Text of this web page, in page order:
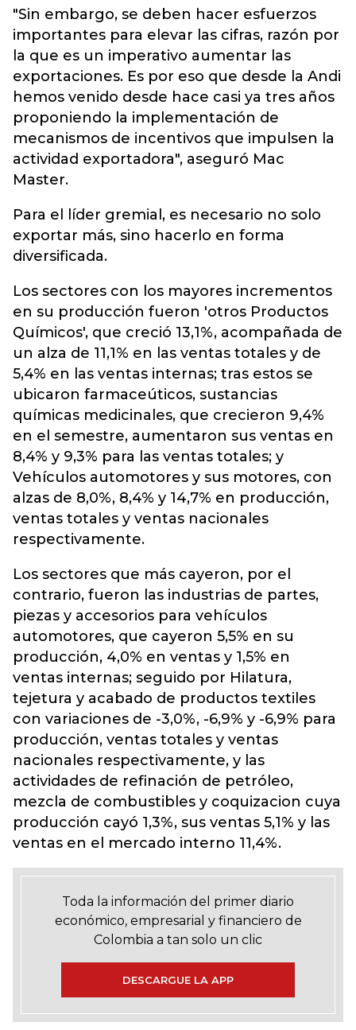
"Sin embargo, se deben hacer esfuerzos
importantes para elevar las cifras, razón por
la que es un imperativo aumentar las
exportaciones. Es por eso que desde la Andi
hemos venido desde hace casi ya tres años
proponiendo la implementación de
mecanismos de incentivos que impulsen la
actividad exportadora", aseguró Mac
Master.
Para el líder gremial, es necesario no solo
exportar más, sino hacerlo en forma
diversificada.
Los sectores con los mayores incrementos
en su producción fueron 'otros Productos
Químicos', que creció 13,1%, acompañada de
un alza de 11,1% en las ventas totales y de
5,4% en las ventas internas; tras estos se
ubicaron farmaceúticos, sustancias
químicas medicinales, que crecieron 9,4%
en el semestre, aumentaron sus ventas en
8,4% y 9,3% para las ventas totales; y
Vehículos automotores y sus motores, con
alzas de 8,0%, 8,4% y 14,7% en producción,
ventas totales y ventas nacionales
respectivamente.
Los sectores que más cayeron, por el
contrario, fueron las industrias de partes,
piezas y accesorios para vehículos
automotores, que cayeron 5,5% en su
producción, 4,0% en ventas y 1,5% en
ventas internas; seguido por Hilatura,
tejetura y acabado de productos textiles
con variaciones de -3,0%, -6,9% y -6,9% para
producción, ventas totales y ventas
nacionales respectivamente, y las
actividades de refinación de petróleo,
mezcla de combustibles y coquizacion cuya
producción cayó 1,3%, sus ventas 5,1% y las
ventas en el mercado interno 11,4%.
Toda la información del primer diario
económico, empresarial y financiero de
Colombia a tan solo un clic
DESCARGUE LA APP